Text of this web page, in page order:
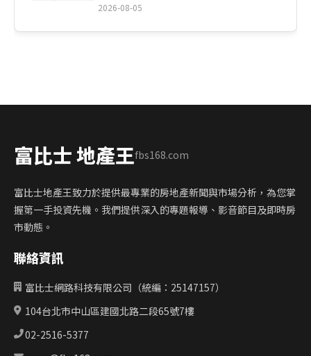
2026-08-05
富比士 地產王fbs168.com
富比士地產王致力於提供最專業的房地產新聞與市場分析，為您掌
握第一手投資先機。我們提供深入的專題報導、影音節目及即時房
市動態。
聯絡資訊
富比士網路科技有限公司（統編：25147157）
104台北市中山區建國北路二段65號7樓
02-2516-5377